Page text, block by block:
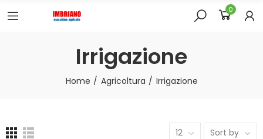
0
Irrigazione
Home Agricoltura Irrigazione
12 Sort by